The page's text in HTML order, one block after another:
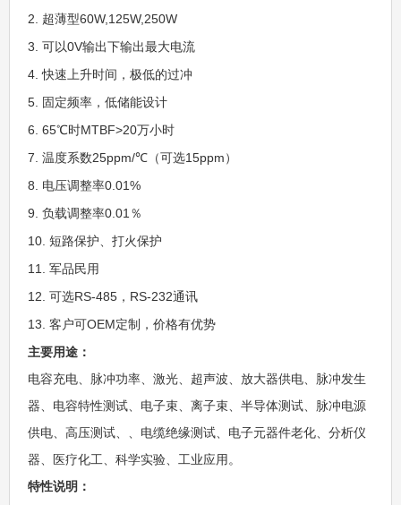
2. 超薄型60W,125W,250W
3. 可以0V输出下输出最大电流
4. 快速上升时间，极低的过冲
5. 固定频率，低储能设计
6. 65℃时MTBF>20万小时
7. 温度系数25ppm/℃（可选15ppm）
8. 电压调整率0.01%
9. 负载调整率0.01％
10. 短路保护、打火保护
11. 军品民用
12. 可选RS-485，RS-232通讯
13. 客户可OEM定制，价格有优势
主要用途：
电容充电、脉冲功率、激光、超声波、放大器供电、脉冲发生
器、电容特性测试、电子束、离子束、半导体测试、脉冲电源
供电、高压测试、、电缆绝缘测试、电子元器件老化、分析仪
器、医疗化工、科学实验、工业应用。
特性说明：